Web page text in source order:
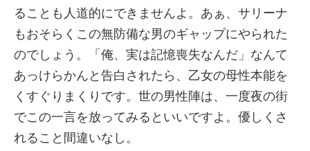
ることも人道的にできませんよ。あぁ、サリーナ
もおそらくこの無防備な男のギャップにやられた
のでしょう。「俺、実は記憶喪失なんだ」なんて
あっけらかんと告白されたら、乙女の母性本能を
くすぐりまくりです。世の男性陣は、一度夜の街
でこの一言を放ってみるといいですよ。優しくさ
れること間違いなし。